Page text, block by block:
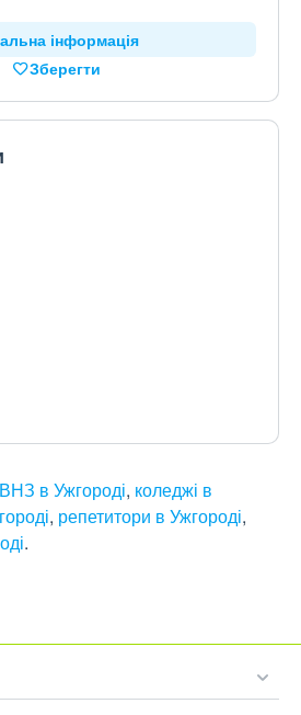
інформація
Зберегти
в Ужгороді, коледжі в
, репетитори в Ужгороді,
.